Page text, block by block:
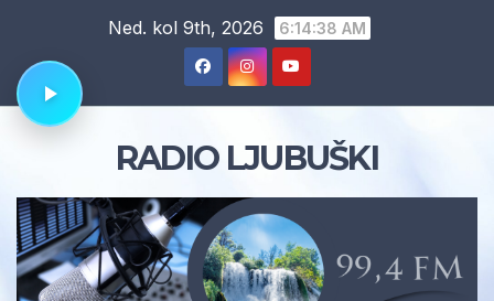
content
Ned. kol 9th, 2026 6:14:39 AM
RADIO LJUBUŠKI